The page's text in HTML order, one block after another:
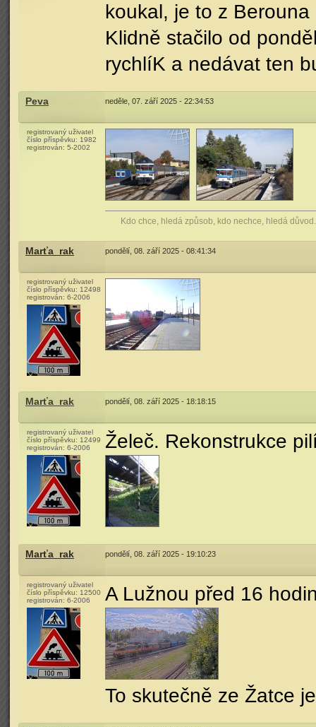
koukal, je to z
Klidně stačilo od
rychlíK a nedávat ten
Peva neděle, 07. září 2025 - 22:34:53
registrovaný uživatel
číslo příspěvku: 1982
registrován: 5-2002
Kdo chce, hledá způsob, kdo nechce, hledá důvod.
Marťa_rak pondělí, 08. září 2025 - 08:41:34
registrovaný uživatel
číslo příspěvku: 12498
registrován: 6-2006
Marťa_rak pondělí, 08. září 2025 - 18:18:15
registrovaný uživatel
číslo příspěvku: 12499
registrován: 6-2006 Želeč. Rekonstrukce
Marťa_rak pondělí, 08. září 2025 - 19:10:23
registrovaný uživatel
číslo příspěvku: 12500
registrován: 6-2006 A Lužnou před 16
To skutečně ze Žatce